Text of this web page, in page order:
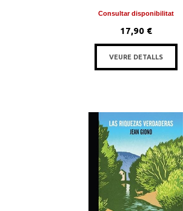
Consultar disponibilitat
17,90 €
VEURE DETALLS